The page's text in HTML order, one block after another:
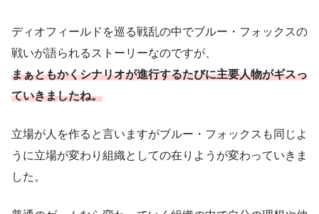
ディオフィールドを巡る戦乱の中でブルー・フォックスの
戦いが語られるストーリーなのですが、
まぁともかくシナリオが進行するたびに主要人物がギスっ
ていきましたね。
立場が人を作ると言いますがブルー・フォックスも同じよ
うに立場が変わり組織としての在りようが変わっていきま
した。